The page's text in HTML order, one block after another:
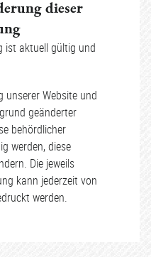
dieser
ist aktuell gültig und
unserer Website und
geänderter
behördlicher
werden, diese
Die jeweils
kann jederzeit von
werden.